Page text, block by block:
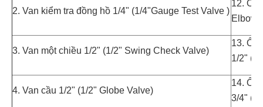
2. Van kiểm tra đồng hồ 1/4" (1/4"Gauge Test Valve )
12.
Elbow)
3. Van một chiều 1/2" (1/2" Swing Check Valve)
13.
1/2"
4. Van cầu 1/2" (1/2" Globe Valve)
14.
3/4" (1/